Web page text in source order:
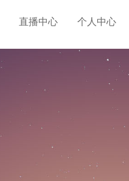
直播中心 个人中心